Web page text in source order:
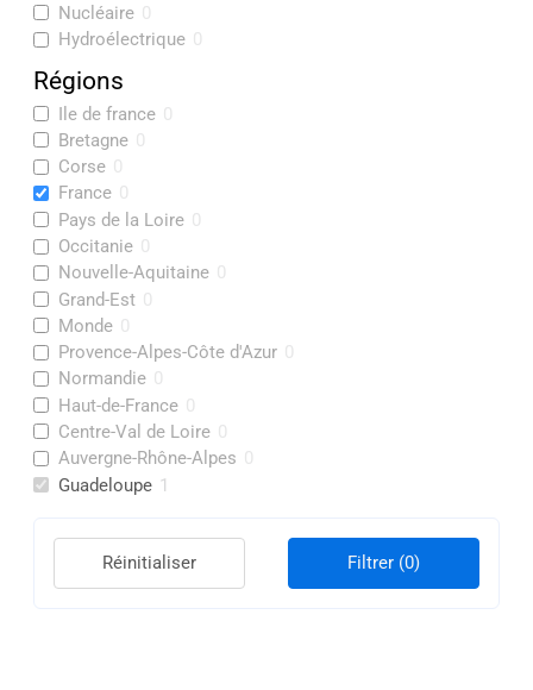
r
Nucléaire 0
Hydroélectrique 0
Régions
Ile de france 0
Bretagne 0
Corse 0
France 0
Pays de la Loire 0
Occitanie 0
Nouvelle-Aquitaine 0
Grand-Est 0
Monde 0
Provence-Alpes-Côte d'Azur 0
Normandie 0
Haut-de-France 0
Centre-Val de Loire 0
Auvergne-Rhône-Alpes 0
Guadeloupe 1
Filtrer (0)
Réinitialiser